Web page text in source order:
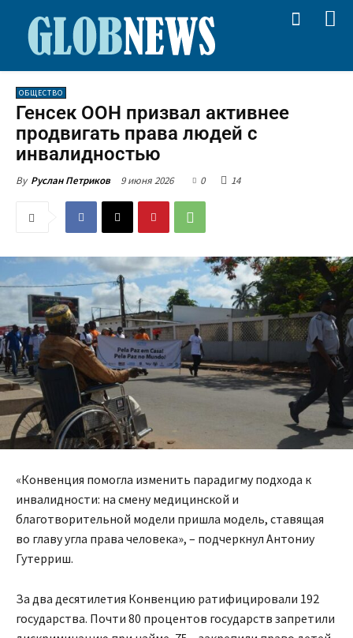
ОБЩЕСТВО
Генсек ООН призвал активнее
продвигать права людей с
инвалидностью
By Руслан Петриков 9 июня 2026 0 14
«Конвенция помогла изменить парадигму подхода к
инвалидности: на смену медицинской и
благотворительной модели пришла модель, ставящая
во главу угла права человека», – подчеркнул Антониу
Гутерриш.
За два десятилетия Конвенцию ратифицировали 192
государства. Почти 80 процентов государств запретили